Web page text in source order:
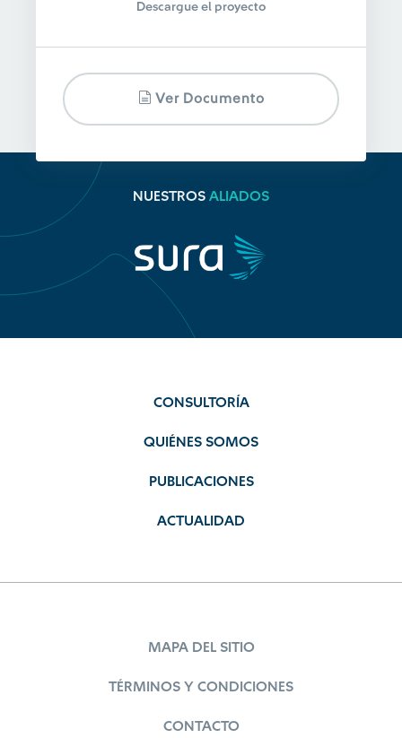
Descargue el proyecto
Ver Documento
NUESTROS ALIADOS
CONSULTORÍA
QUIÉNES SOMOS
PUBLICACIONES
ACTUALIDAD
MAPA DEL SITIO
TÉRMINOS Y CONDICIONES
CONTACTO